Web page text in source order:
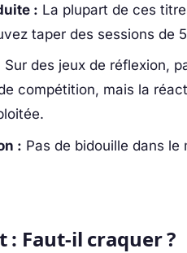
: La plupart de ces
taper des sessions de
Sur des jeux de réflexion,
compétition, mais la
: Pas de bidouille dans
: Faut-il craquer ?